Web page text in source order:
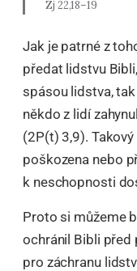
Zj 22,18–19
Jak je patrné z
předat lidstvu
spásou lidstva,
někdo z lidí
(2P(t) 3,9).
poškozena nebo
k neschopnosti
Proto si můžeme
ochránil Bibli před
pro záchranu